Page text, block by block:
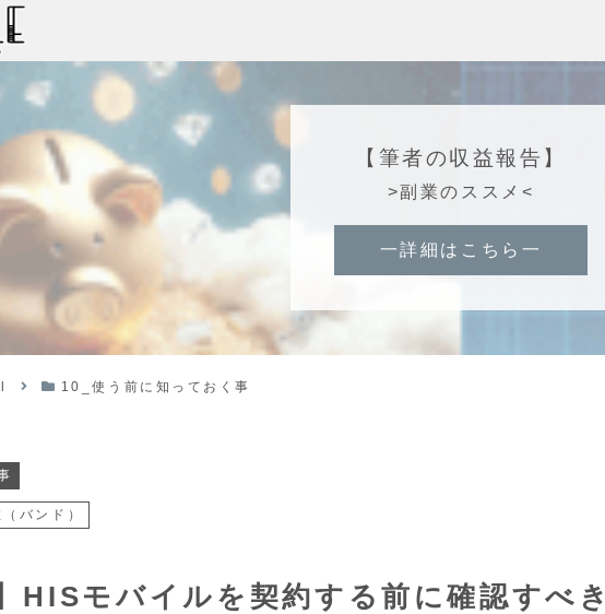
【筆者の収益報告】
>副業のススメ<
一詳細はこちら一
10_使う前に知っておく事
HISモバイルを契約する前に確認すべ
バンド）